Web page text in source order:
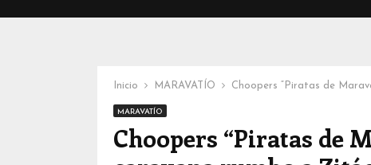
Inicio MARAVATÍO Choopers “Piratas de
MARAVATÍO
Choopers “Piratas de